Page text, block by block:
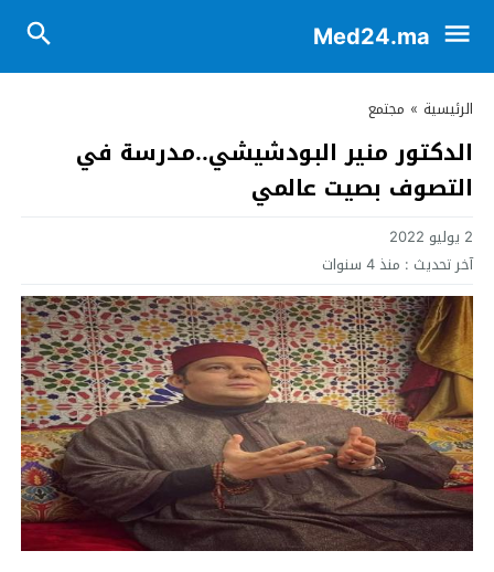
Med24.ma
الرئيسية » مجتمع
الدكتور منير البودشيشي..مدرسة في
التصوف بصيت عالمي
2 يوليو 2022
آخر تحديث : منذ 4 سنوات